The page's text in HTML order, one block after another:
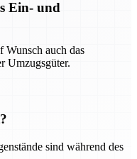
Ein- und
Wunsch auch das
Umzugsgüter.
sind während des